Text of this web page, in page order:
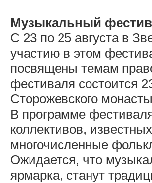
Музыкальный
С 23 по 25 августа в
участию в этом
посвящены темам
фестиваля состоится
Сторожевского
В программе
коллективов,
многочисленные
Ожидается, что
ярмарка, станут